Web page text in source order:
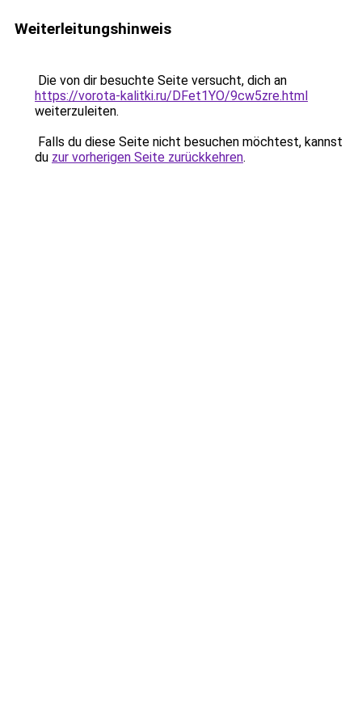
Weiterleitungshinweis
Die von dir besuchte Seite versucht, dich an
https://vorota-kalitki.ru/DFet1YO/9cw5zre.html
weiterzuleiten.
Falls du diese Seite nicht besuchen möchtest, kannst
du zur vorherigen Seite zurückkehren.